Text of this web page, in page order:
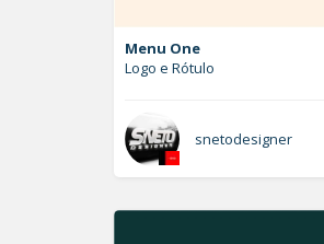
Menu One
Logo e Rótulo
snetodesigner